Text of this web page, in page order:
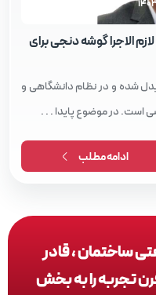
الاجرا گوشه دنجی برای
شده و در نظام دانشگاهی و
است. در موضوع پایدا . . .
ادامه مطلب
ساختمان ، قادر
تجربه را به بخش